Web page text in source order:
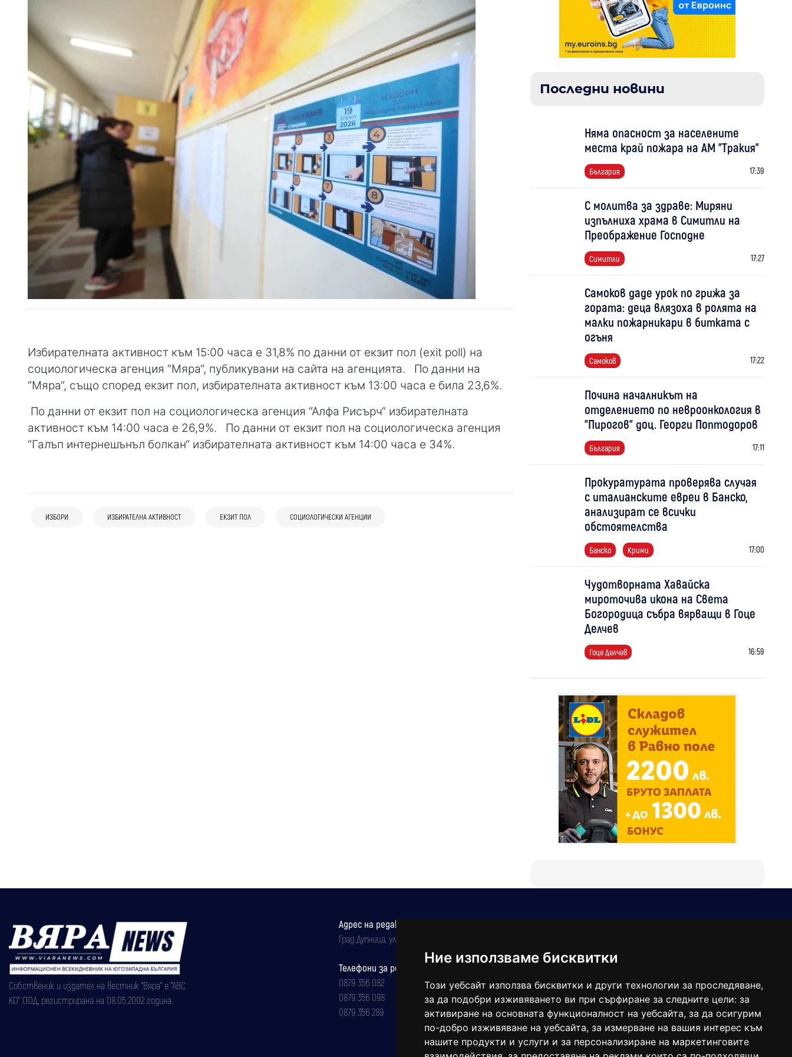
Ние използваме бисквитки
Този уебсайт използва бисквитки и други технологии за проследяване,
за да подобри изживяването ви при сърфиране за следните цели: за
активиране на основната функционалност на уебсайта, за да осигурим
по-добро изживяване на уебсайта, за измерване на вашия интерес към
нашите продукти и услуги и за персонализиране на маркетинговите
Избирателната активност към 15:00 часа е 31,8% по данни от екзит пол (exit poll) на
социологическа агенция “Мяра“, публикувани на сайта на агенцията. По данни на
“Мяра“, също според екзит пол, избирателната активност към 13:00 часа е била 23,6%.
По данни от екзит пол на социологическа агенция “Алфа Рисърч“ избирателната
активност към 14:00 часа е 26,9%. По данни от екзит пол на социологическа агенция
“Галъп интернешънъл болкан“ избирателната активност към 14:00 часа е 34%.
ИЗБОРИ ИЗБИРАТЕЛНА АКТИВНОСТ ЕКЗИТ ПОЛ СОЦИОЛОГИЧЕСКИ АГЕНЦИИ
пушилка: Под 10% от задържаните за
обвинения
в предстоящите президентски избори
Бойко Борисов: ГЕРБ ще говори за
кабинета “Радев“, доверието в
Румен Радев: "Прогресивна България"
Да отпадне ограничението за до 20
консулските представителства на
Последни новини
Няма опасност за населените
места край пожара на АМ "Тракия"
България 17:39
С молитва за здраве: Миряни
изпълниха храма в Симитли на
Преображение Господне
Симитли 17:27
Самоков даде урок по грижа за
гората: деца влязоха в ролята на
малки пожарникари в битката с
огъня
Самоков 17:22
Почина началникът на
отделението по невроонкология в
"Пирогов" доц. Георги Поптодоров
България 17:11
Прокуратурата проверява случая
с италианските евреи в Банско,
анализират се всички
обстоятелства
Банско Крими 17:00
Чудотворната Хавайска
мироточива икона на Света
Богородица събра вярващи в Гоце
Делчев
Гоце Делчев 16:59
Собственик и издател на вестник "Вяра" е "АВС
КО" ООД, регистрирана на 08.05.2002 година.
Адрес на редакцията
Град Дупница, ул.''Христо Ботев" 43
Телефони за реклама и абонаменти
0879 356 082
0879 356 098
0879 356 289
balgarkanews@gmail.com